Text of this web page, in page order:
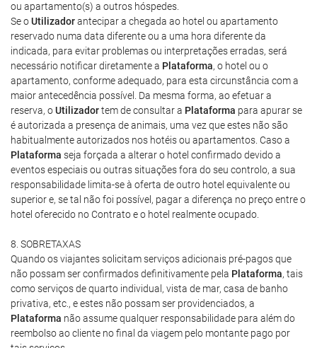
ou apartamento(s) a outros hóspedes.
Se oUtilizadorantecipar a chegada ao hotel ou apartamento
reservado numa data diferente ou a uma hora diferente da
indicada, para evitar problemas ou interpretações erradas, será
necessário notificar diretamente a Plataforma, o hotel ou o
apartamento, conforme adequado, para esta circunstância com a
maior antecedência possível. Da mesma forma, ao efetuar a
reserva, oUtilizadortem de consultar a Plataforma para apurar se
é autorizada a presença de animais, uma vez que estes não são
habitualmente autorizados nos hotéis ou apartamentos. Caso a
Plataforma seja forçada a alterar o hotel confirmado devido a
eventos especiais ou outras situações fora do seu controlo, a sua
responsabilidade limita-se à oferta de outro hotel equivalente ou
superior e, se tal não foi possível, pagar a diferença no preço entre o
hotel oferecido no Contrato e o hotel realmente ocupado.
8. SOBRETAXAS
Quando os viajantes solicitam serviços adicionais pré-pagos que
não possam ser confirmados definitivamente pela Plataforma, tais
como serviços de quarto individual, vista de mar, casa de banho
privativa, etc., e estes não possam ser providenciados, a
Plataforma não assume qualquer responsabilidade para além do
reembolso ao cliente no final da viagem pelo montante pago por